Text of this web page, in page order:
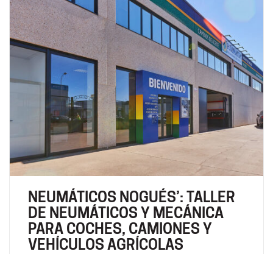
NEUMÁTICOS NOGUÉS’: TALLER
DE NEUMÁTICOS Y MECÁNICA
PARA COCHES, CAMIONES Y
VEHÍCULOS AGRÍCOLAS